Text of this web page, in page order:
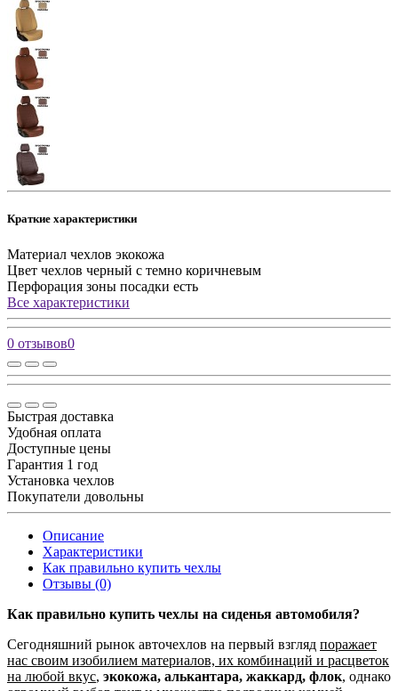
Краткие характеристики
Материал чехлов экокожа
Цвет чехлов черный с темно коричневым
Перфорация зоны посадки есть
Все характеристики
0 отзывов0
Быстрая доставка
Удобная оплата
Доступные цены
Гарантия 1 год
Установка чехлов
Покупатели довольны
Описание
Характеристики
Как правильно купить чехлы
Отзывы (0)
Как правильно купить чехлы на сиденья автомобиля?
Сегодняшний рынок авточехлов на первый взгляд поражает
нас своим изобилием материалов, их комбинаций и расцветок
на любой вкус, экокожа, алькантара, жаккард, флок, однако